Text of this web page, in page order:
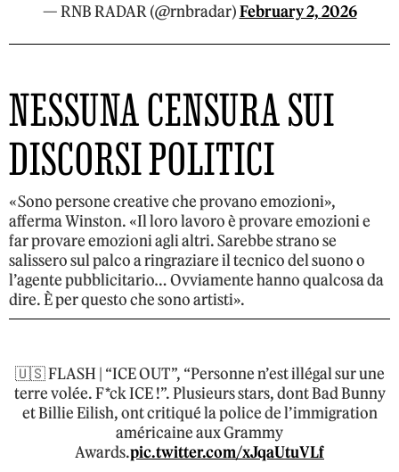
— RNB RADAR (@rnbradar)February 2, 2026
NESSUNA CENSURA SUI
DISCORSI POLITICI
«Sono persone creative che provano emozioni»,
afferma Winston. «Il loro lavoro è provare emozioni e
far provare emozioni agli altri. Sarebbe strano se
salissero sul palco a ringraziare il tecnico del suono o
l’agente pubblicitario… Ovviamente hanno qualcosa da
dire. È per questo che sono artisti».
🇺🇸 FLASH | “ICE OUT”, “Personne n’est illégal sur une
terre volée. F*ck ICE !”. Plusieurs stars, dont Bad Bunny
et Billie Eilish, ont critiqué la police de l’immigration
américaine aux Grammy
Awards.pic.twitter.com/xJqaUtuVLf